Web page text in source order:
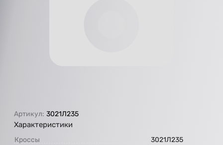
Артикул: 3021Л235
Характеристики
Кроссы
3021Л235